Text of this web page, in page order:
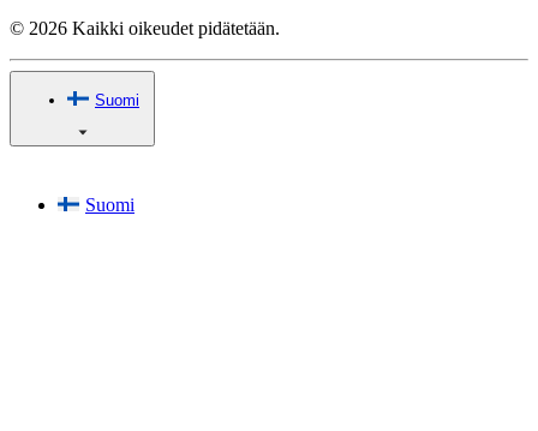
© 2026 Kaikki oikeudet pidätetään.
Suomi
Suomi